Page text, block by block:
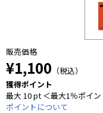
販売価格
¥1,100 （税込）
獲得ポイント
最大 10 pt ＜最大1％ポイ
ポイントについて